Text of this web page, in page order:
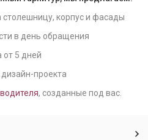
столешницу, корпус и фасады
в день обращения
от 5 дней
проекта
, созданные под вас.